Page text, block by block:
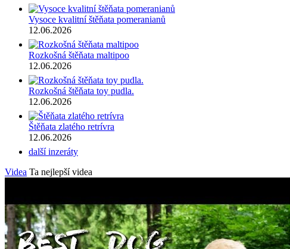
Vysoce kvalitní štěňata pomeranianů
12.06.2026
Rozkošná štěňata maltipoo
12.06.2026
Rozkošná štěňata toy pudla.
12.06.2026
Štěňata zlatého retrívra
12.06.2026
další inzeráty
Videa Ta nejlepší videa